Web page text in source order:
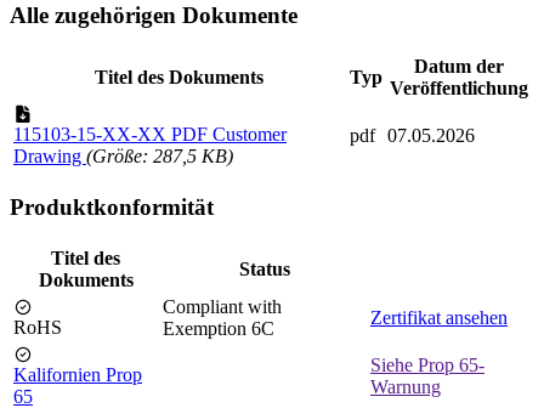
Alle zugehörigen Dokumente
Titel des Dokuments Typ
Datum der
Veröffentlichung
115103-15-XX-XX PDF Customer
Drawing (Größe: 287,5 KB)
pdf 07.05.2026
Produktkonformität
Titel des
Dokuments
Status
RoHS
Compliant with
Exemption 6C
Zertifikat ansehen
Kalifornien Prop
65
Siehe Prop 65-
Warnung